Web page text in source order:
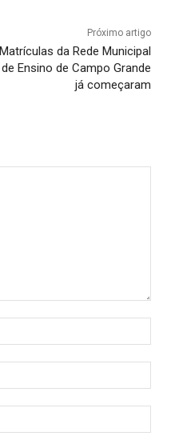
Próximo artigo
Matrículas da Rede Municipal
de Ensino de Campo Grande
já começaram
mail:*